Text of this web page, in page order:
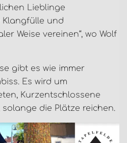
Lieblinge
Klangfülle und
Weise vereinen“, wo Wolf
gibt es wie immer
Es wird um
Kurzentschlossene
die Plätze reichen.